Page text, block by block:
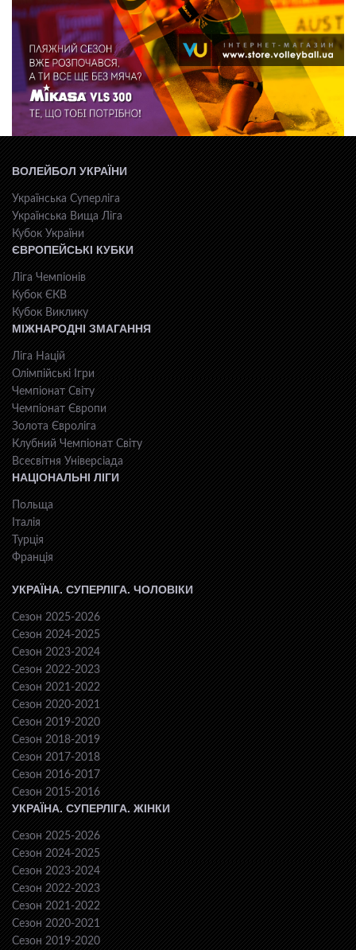
ВОЛЕЙБОЛ УКРАЇНИ
Українська Суперліга
Українська Вища Ліга
Кубок України
ЄВРОПЕЙСЬКІ КУБКИ
Ліга Чемпіонів
Кубок ЄКВ
Кубок Виклику
МІЖНАРОДНІ ЗМАГАННЯ
Ліга Націй
Олімпійські Ігри
Чемпіонат Світу
Чемпіонат Європи
Золота Євроліга
Клубний Чемпіонат Світу
Всесвiтня Унiверсiaда
НАЦІОНАЛЬНІ ЛІГИ
Польща
Італія
Турція
Франція
УКРАЇНА. СУПЕРЛІГА. ЧОЛОВІКИ
Сезон 2025-2026
Сезон 2024-2025
Сезон 2023-2024
Сезон 2022-2023
Сезон 2021-2022
Сезон 2020-2021
Сезон 2019-2020
Сезон 2018-2019
Сезон 2017-2018
Сезон 2016-2017
Сезон 2015-2016
УКРАЇНА. СУПЕРЛІГА. ЖІНКИ
Сезон 2025-2026
Сезон 2024-2025
Сезон 2023-2024
Сезон 2022-2023
Сезон 2021-2022
Сезон 2020-2021
Сезон 2019-2020